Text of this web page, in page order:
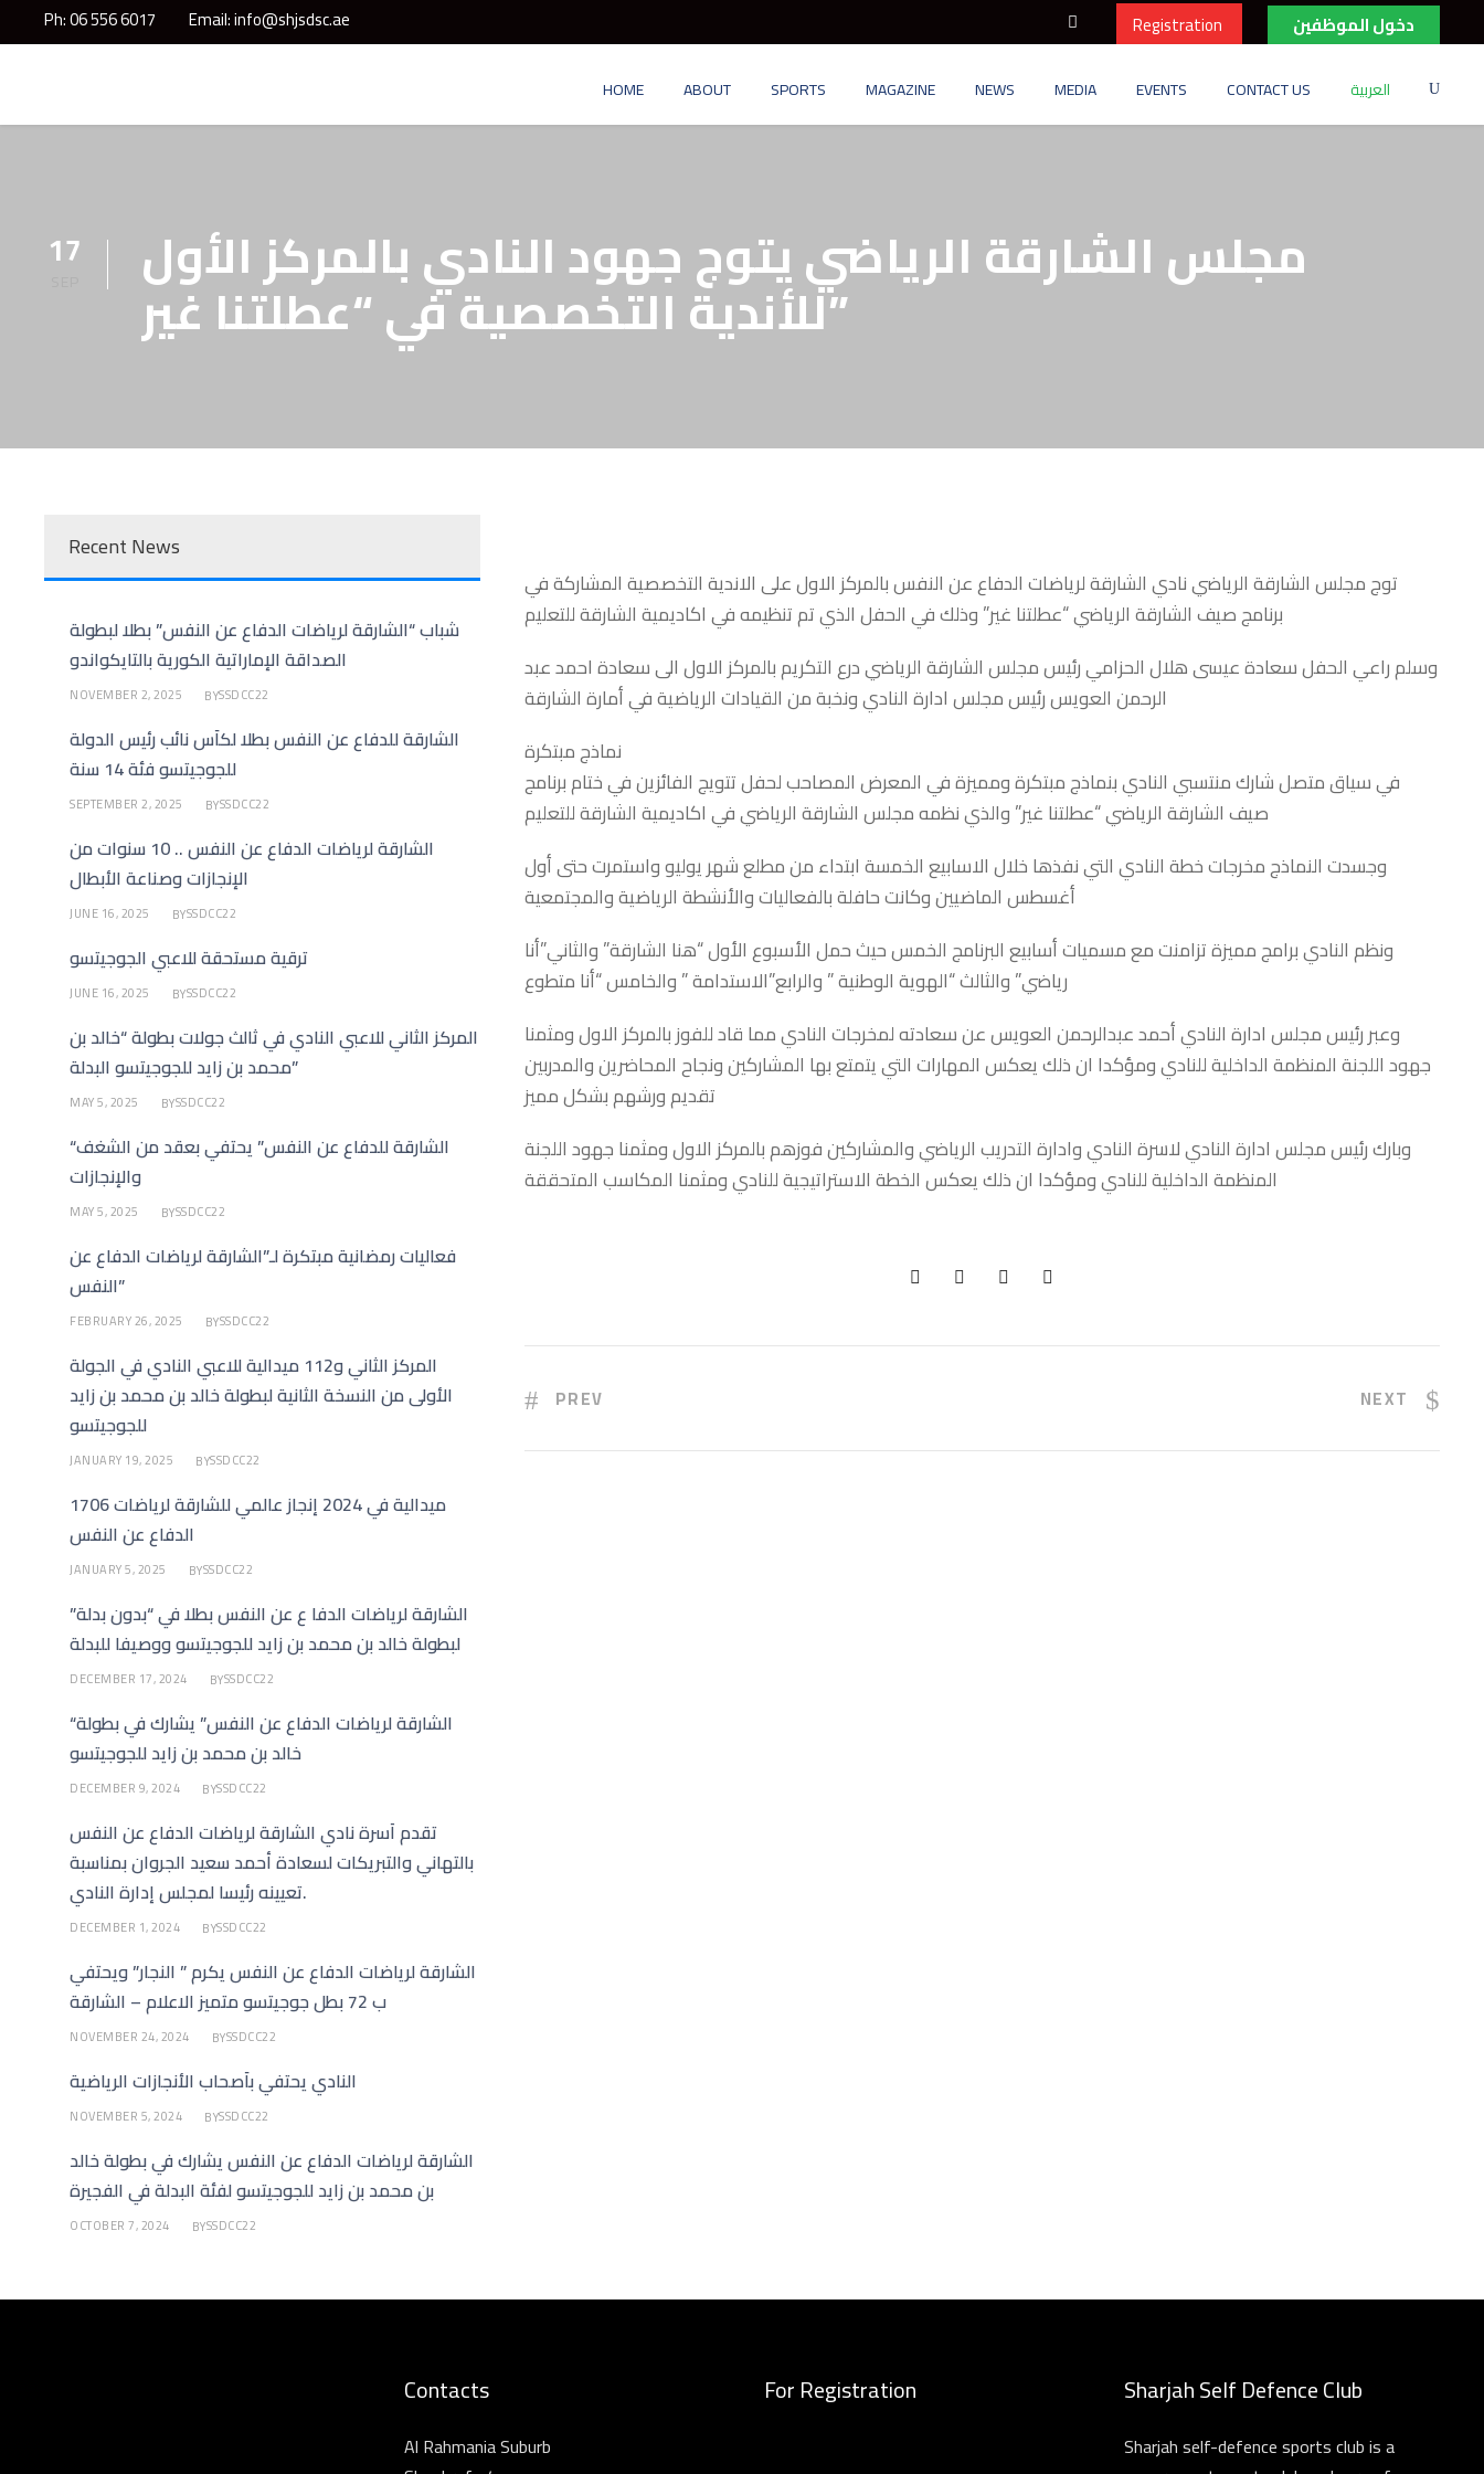
Ph: 06 556 6017 Email: info@shjsdsc.ae Registration دخول الموظفين
HOME ABOUT SPORTS MAGAZINE NEWS MEDIA EVENTS CONTACT US العربية
17 مجلس الشارقة الرياضي يتوج جهود النادي بالمركز الأول
للأندية التخصصية في “عطلتنا غير”
توج مجلس الشارقة الرياضي نادي الشارقة لرياضات الدفاع عن النفس بالمركز الاول على الاندية التخصصية المشاركة في
برنامج صيف الشارقة الرياضي “عطلتنا غير” وذلك في الحفل الذي تم تنظيمه في اكاديمية الشارقة للتعليم
وسلم راعي الحفل سعادة عيسى هلال الحزامي رئيس مجلس الشارقة الرياضي درع التكريم بالمركز الاول الى سعادة احمد عبد
الرحمن العويس رئيس مجلس ادارة النادي ونخبة من القيادات الرياضية في أمارة الشارقة
نماذج مبتكرة
في سياق متصل شارك منتسبي النادي بنماذج مبتكرة ومميزة في المعرض المصاحب لحفل تتويج الفائزين في ختام برنامج
صيف الشارقة الرياضي “عطلتنا غير” والذي نظمه مجلس الشارقة الرياضي في اكاديمية الشارقة للتعليم
وجسدت النماذج مخرجات خطة النادي التي نفذها خلال الاسابيع الخمسة ابتداء من مطلع شهر يوليو واستمرت حتى أول
أغسطس الماضيين وكانت حافلة بالفعاليات والأنشطة الرياضية والمجتمعية
ونظم النادي برامج مميزة تزامنت مع مسميات أسابيع البرنامج الخمس حيث حمل الأسبوع الأول “هنا الشارقة” والثاني”أنا
رياضي” والثالث “الهوية الوطنية ” والرابع”الاستدامة ” والخامس “أنا متطوع
وعبر رئيس مجلس ادارة النادي أحمد عبدالرحمن العويس عن سعادته لمخرجات النادي مما قاد للفوز بالمركز الاول ومثمنا
جهود اللجنة المنظمة الداخلية للنادي ومؤكدا ان ذلك يعكس المهارات التي يتمتع بها المشاركين ونجاح المحاضرين والمدربين
تقديم ورشهم بشكل مميز
وبارك رئيس مجلس ادارة النادي لاسرة النادي وادارة التدريب الرياضي والمشاركين فوزهم بالمركز الاول ومثمنا جهود اللجنة
المنظمة الداخلية للنادي ومؤكدا ان ذلك يعكس الخطة الاستراتيجية للنادي ومثمنا المكاسب المتحققة
PREV NEXT
Recent News
شباب “الشارقة لرياضات الدفاع عن النفس” بطلا لبطولة
الصداقة الإماراتية الكورية بالتايكواندو
NOVEMBER 2, 2025 BYSSDCC22
الشارقة للدفاع عن النفس بطلا لكأس نائب رئيس الدولة
للجوجيتسو فئة 14 سنة
SEPTEMBER 2, 2025 BYSSDCC22
الشارقة لرياضات الدفاع عن النفس .. 10 سنوات من
الإنجازات وصناعة الأبطال
JUNE 16, 2025 BYSSDCC22
ترقية مستحقة للاعبي الجوجيتسو
JUNE 16, 2025 BYSSDCC22
المركز الثاني للاعبي النادي في ثالث جولات بطولة “خالد بن
محمد بن زايد للجوجيتسو البدلة”
MAY 5, 2025 BYSSDCC22
“الشارقة للدفاع عن النفس” يحتفي بعقد من الشغف
والإنجازات
MAY 5, 2025 BYSSDCC22
فعاليات رمضانية مبتكرة لـ”الشارقة لرياضات الدفاع عن
النفس”
FEBRUARY 26, 2025 BYSSDCC22
المركز الثاني و112 ميدالية للاعبي النادي في الجولة
الأولى من النسخة الثانية لبطولة خالد بن محمد بن زايد
للجوجيتسو
JANUARY 19, 2025 BYSSDCC22
1706 ميدالية في 2024 إنجاز عالمي للشارقة لرياضات
الدفاع عن النفس
JANUARY 5, 2025 BYSSDCC22
الشارقة لرياضات الدفا ع عن النفس بطلا في “بدون بدلة”
لبطولة خالد بن محمد بن زايد للجوجيتسو ووصيفا للبدلة
DECEMBER 17, 2024 BYSSDCC22
“الشارقة لرياضات الدفاع عن النفس” يشارك في بطولة
خالد بن محمد بن زايد للجوجيتسو
DECEMBER 9, 2024 BYSSDCC22
تقدم أسرة نادي الشارقة لرياضات الدفاع عن النفس
بالتهاني والتبريكات لسعادة أحمد سعيد الجروان بمناسبة
تعيينه رئيسا لمجلس إدارة النادي.
DECEMBER 1, 2024 BYSSDCC22
الشارقة لرياضات الدفاع عن النفس يكرم ” النجار” ويحتفي
ب 72 بطل جوجيتسو متميز الاعلام – الشارقة
NOVEMBER 24, 2024 BYSSDCC22
النادي يحتفي بأصحاب الأنجازات الرياضية
NOVEMBER 5, 2024 BYSSDCC22
الشارقة لرياضات الدفاع عن النفس يشارك في بطولة خالد
بن محمد بن زايد للجوجيتسو لفئة البدلة في الفجيرة
OCTOBER 7, 2024 BYSSDCC22
Contacts
Al Rahmania Suburb
For Registration Sharjah Self Defence Club
Sharjah self-defence sports club is a